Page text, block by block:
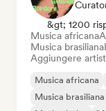
&gt; 1200
Musica africana
Musica brasiliana
Aggiungere
Musica africana
Musica brasiliana